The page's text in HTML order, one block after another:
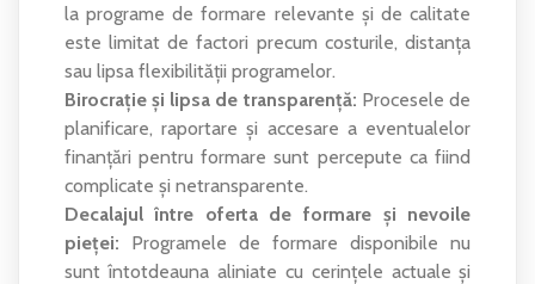
la programe de formare relevante și de calitate
este limitat de factori precum costurile, distanța
sau lipsa flexibilității programelor.
Birocrație și lipsa de transparență: Procesele de
planificare, raportare și accesare a eventualelor
finanțări pentru formare sunt percepute ca fiind
complicate și netransparente.
Decalajul între oferta de formare și nevoile
pieței: Programele de formare disponibile nu
sunt întotdeauna aliniate cu cerințele actuale și